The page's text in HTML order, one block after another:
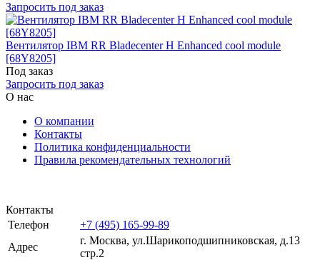
Запросить под заказ
Вентилятор IBM RR Bladecenter H Enhanced cool module
[68Y8205]
Под заказ
Запросить под заказ
О нас
О компании
Контакты
Политика конфиденциальности
Правила рекомендательных технологий
Контакты
Телефон
+7 (495) 165-99-89
Адрес
г. Москва, ул.​​Шарикоподшипниковская, д.13
стр.2